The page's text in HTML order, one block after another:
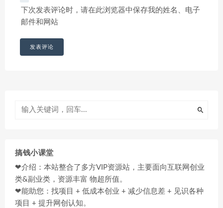
下次发表评论时，请在此浏览器中保存我的姓名、电子
邮件和网站
搞钱小课堂
❤介绍：本站整合了多方VIP资源站，主要面向互联网创业
类&副业类，资源丰富 物超所值。
❤能助您：找项目 + 低成本创业 + 减少信息差 + 见识各种
项目 + 提升网创认知。